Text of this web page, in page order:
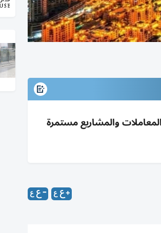
الضريبية تجذب رؤوس الأموال وتنعش العقار: الأسعار +70% منذ 2020 والمعاملات والمشاريع مستمرة